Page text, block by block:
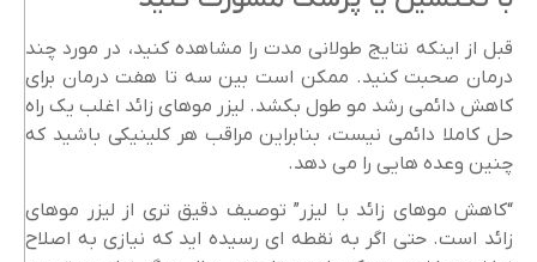
قبل از اینکه نتایج طولانی مدت را مشاهده کنید، در مورد چند
درمان صحبت کنید. ممکن است بین سه تا هفت درمان برای
کاهش دائمی رشد مو طول بکشد. لیزر موهای زائد اغلب یک راه
حل کاملا دائمی نیست، بنابراین مراقب هر کلینیکی باشید که
چنین وعده هایی را می دهد.
“کاهش موهای زائد با لیزر” توصیف دقیق تری از لیزر موهای
زائد است. حتی اگر به نقطه ای رسیده اید که نیازی به اصلاح